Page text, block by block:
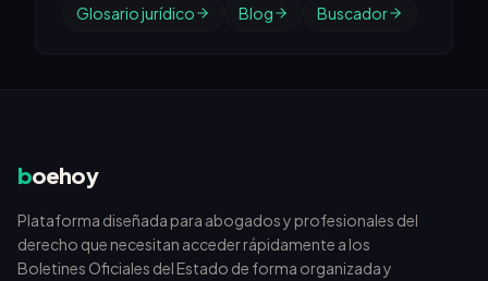
Glosario jurídico
Blog Buscador
boehoy
Plataforma diseñada para abogados y profesionales del
derecho que necesitan acceder rápidamente a los
Boletines Oficiales del Estado de forma organizada y